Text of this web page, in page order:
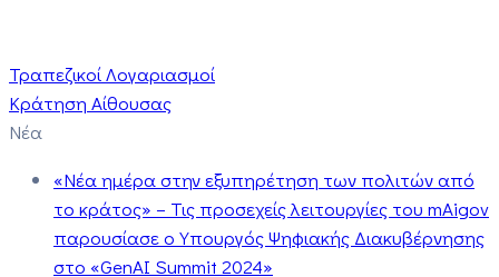
Τραπεζικοί Λογαριασμοί
Κράτηση Αίθουσας
Νέα
«Νέα ημέρα στην εξυπηρέτηση των πολιτών από
το κράτος» – Τις προσεχείς λειτουργίες του mAigov
παρουσίασε ο Υπουργός Ψηφιακής Διακυβέρνησης
στο «GenAI Summit 2024»